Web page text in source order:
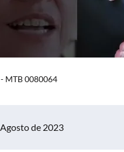
MTB 0080064
de 2023